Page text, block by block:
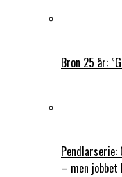
Bron 25 år:
– men jobbet